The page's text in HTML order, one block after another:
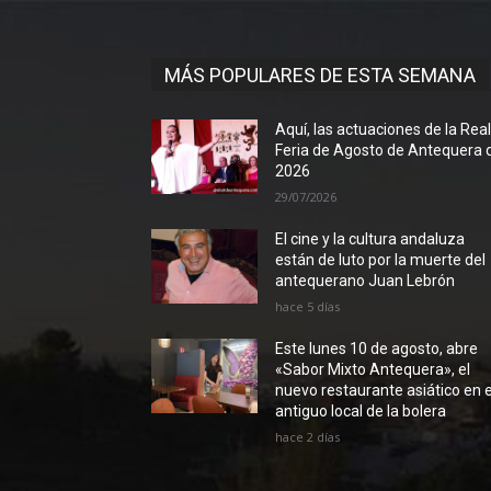
MÁS POPULARES DE ESTA SEMANA
Aquí, las actuaciones de la Real
Feria de Agosto de Antequera
2026
29/07/2026
El cine y la cultura andaluza
están de luto por la muerte del
antequerano Juan Lebrón
hace 5 días
Este lunes 10 de agosto, abre
«Sabor Mixto Antequera», el
nuevo restaurante asiático en
antiguo local de la bolera
hace 2 días